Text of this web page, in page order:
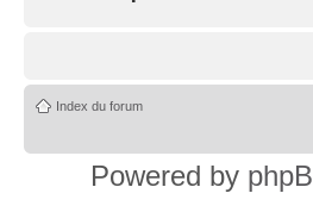
Index du forum
Powered by